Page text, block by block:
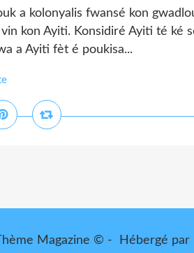
a kolonyalis fwansé kon
kon Ayiti. Konsidiré Ayiti té ké
a Ayiti fèt é poukisa...
Magazine © - Hébergé par